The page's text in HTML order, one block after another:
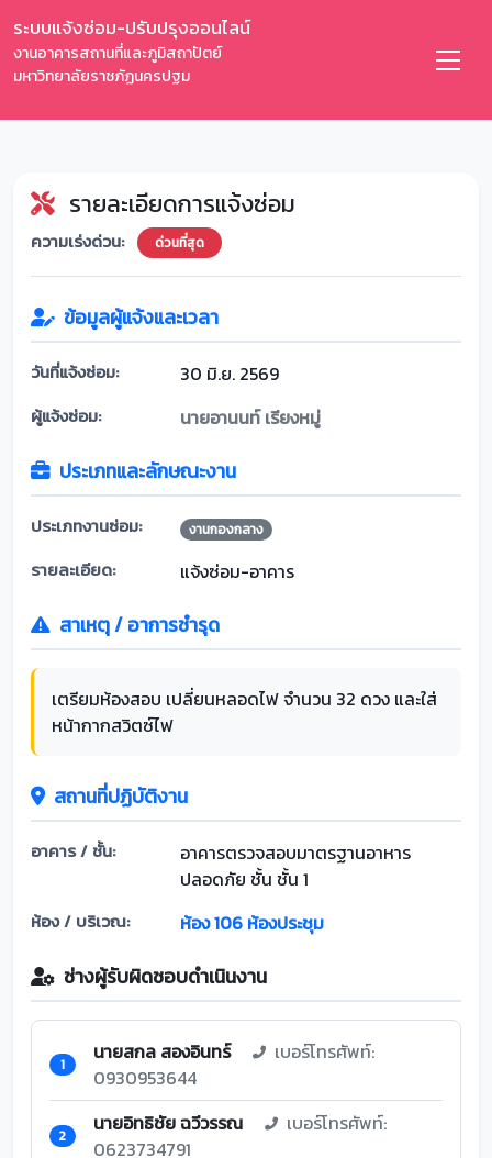
ระบบแจ้งซ่อม-ปรับปรุงออนไลน์
งานอาคารสถานที่และภูมิสถาปัตย์
มหาวิทยาลัยราชภัฏนครปฐม
รายละเอียดการแจ้งซ่อม
ความเร่งด่วน: ด่วนที่สุด
ข้อมูลผู้แจ้งและเวลา
วันที่แจ้งซ่อม: 30 มิ.ย. 2569
ผู้แจ้งซ่อม: นายอานนท์ เรียงหมู่
ประเภทและลักษณะงาน
ประเภทงานซ่อม: งานกองกลาง
รายละเอียด: แจ้งซ่อม-อาคาร
สาเหตุ / อาการชำรุด
เตรียมห้องสอบ เปลี่ยนหลอดไฟ จำนวน 32 ดวง และใส่
หน้ากากสวิตซ์ไฟ
สถานที่ปฏิบัติงาน
อาคาร / ชั้น:
อาคารตรวจสอบมาตรฐานอาหาร
ปลอดภัย ชั้น ชั้น 1
ห้อง / บริเวณ: ห้อง 106 ห้องประชุม
ช่างผู้รับผิดชอบดำเนินงาน
1 นายสกล สองอินทร์
เบอร์โทรศัพท์:
0930953644
2 นายอิทธิชัย ฉวีวรรณ
เบอร์โทรศัพท์:
0623734791